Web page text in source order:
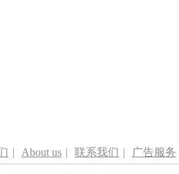
| About us | 联系我们 | 广告服务